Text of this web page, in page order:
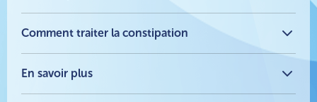
Movicol®Sans Arôme - Médicament
Movicol®Chocolat - Médicament
Movicol Arôme Citron - Médicament
MoviGo® - Dispositif Médical
Comment traiter la constipation
Comment Movicol®agit
Qu'est-ce que la constipation ?
En savoir plus
Tous les articles